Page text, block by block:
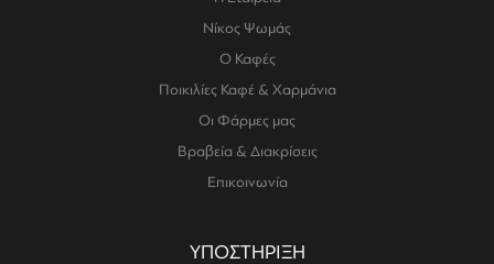
Νίκος Ψωμάς
Ο Καφές
Ποικιλίες Καφέ & Χαρμάνια
Οι Φάρμες μας
Βραβεία & Διακρίσεις
Επικοινωνία
ΥΠΟΣΤΗΡΙΞΗ